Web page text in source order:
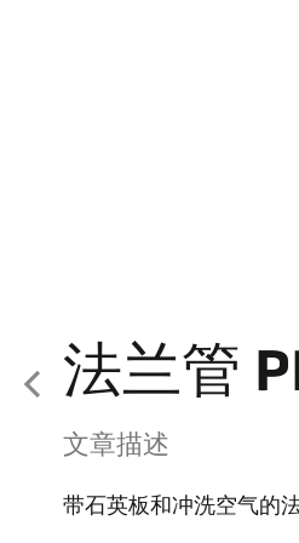
法兰管
文章描述
带石英板和冲洗空气的